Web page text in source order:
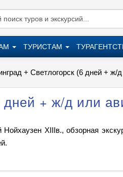
ТУРИСТАМ
+ Светлогорск (6 дней + ж/
дней + ж/д или
XIIIв., обзорная